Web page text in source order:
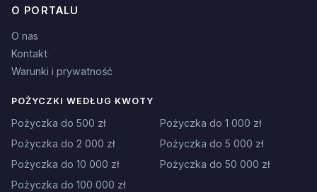
O PORTALU
O nas
Kontakt
Warunki i prywatność
POŻYCZKI WEDŁUG KWOTY
Pożyczka do 500 zł
Pożyczka do 1 000 zł
Pożyczka do 2 000 zł
Pożyczka do 5 000 zł
Pożyczka do 10 000 zł
Pożyczka do 50 000 zł
Pożyczka do 100 000 zł